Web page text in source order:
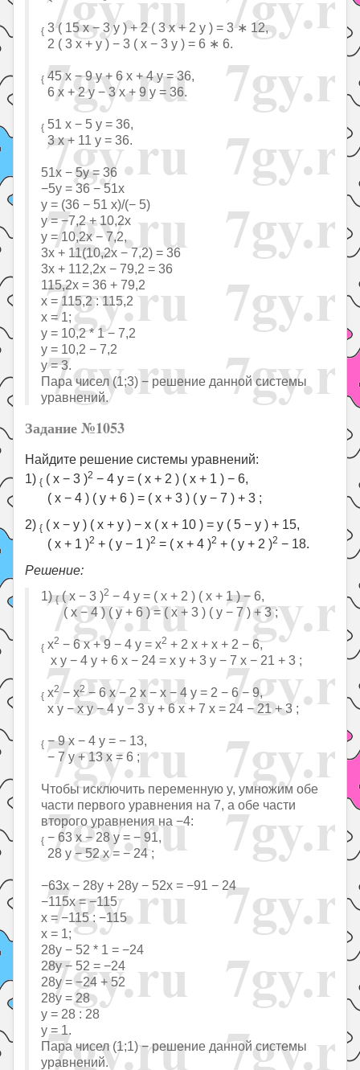
{ 3 ( 15 x − 3 y ) + 2 ( 3 x + 2 y ) = 3 ∗ 12,
2 ( 3 x + y ) − 3 ( x − 3 y ) = 6 ∗ 6.
{ 45 x − 9 y + 6 x + 4 y = 36,
6 x + 2 y − 3 x + 9 y = 36.
{ 51 x − 5 y = 36,
3 x + 11 y = 36.
51x − 5y = 36
−5y = 36 − 51x
y = (36 − 51 x)/(− 5)
y = −7,2 + 10,2x
y = 10,2x − 7,2,
3x + 11(10,2x − 7,2) = 36
3x + 112,2x − 79,2 = 36
115,2x = 36 + 79,2
x = 115,2 : 115,2
x = 1;
y = 10,2 * 1 − 7,2
y = 10,2 − 7,2
y = 3.
Пара чисел (1;3) − решение данной системы
уравнений.
Задание №1053
Найдите решение системы уравнений:
1) { ( x − 3 )2 − 4 y = ( x + 2 ) ( x + 1 ) − 6,
( x − 4 ) ( y + 6 ) = ( x + 3 ) ( y − 7 ) + 3 ;
2) { ( x − y ) ( x + y ) − x ( x + 10 ) = y ( 5 − y ) + 15,
( x + 1 )2 + ( y − 1 )2 = ( x + 4 )2 + ( y + 2 )2 − 18.
Решение:
1){( x − 3 )2 − 4 y = ( x + 2 ) ( x + 1 ) − 6,
( x − 4 ) ( y + 6 ) = ( x + 3 ) ( y − 7 ) + 3 ;
{ x2 − 6 x + 9 − 4 y = x2 + 2 x + x + 2 − 6,
x y − 4 y + 6 x − 24 = x y + 3 y − 7 x − 21 + 3 ;
{ x2− x2− 6 x − 2 x − x − 4 y = 2 − 6 − 9,
x y − x y − 4 y − 3 y + 6 x + 7 x = 24 − 21 + 3 ;
{ − 9 x − 4 y = − 13,
− 7 y + 13 x = 6 ;
Чтобы исключить переменную y, умножим обе
части первого уравнения на 7, а обе части
второго уравнения на −4:
{ − 63 x − 28 y = − 91,
28 y − 52 x = − 24 ;
−63x − 28y + 28y − 52x = −91 − 24
−115x = −115
x = −115 : −115
x = 1;
28y − 52 * 1 = −24
28y − 52 = −24
28y = −24 + 52
28y = 28
y = 28 : 28
y = 1.
Пара чисел (1;1) − решение данной системы
уравнений.